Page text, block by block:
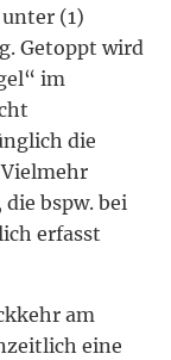
(1)
Getoppt wird
im
die
bspw. bei
erfasst
am
eine